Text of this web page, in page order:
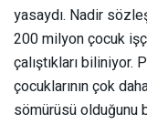
yasaydı. Nadir
200 milyon çocuk
çalıştıkları biliniyor.
çocuklarının çok
sömürüsü olduğunu